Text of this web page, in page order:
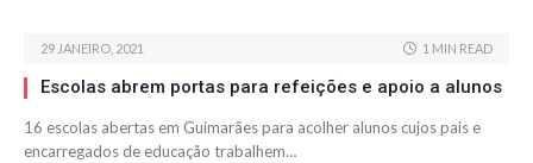
29 JANEIRO, 2021 1 MIN READ
Escolas abrem portas para refeições e apoio a alunos
16 escolas abertas em Guimarães para acolher alunos cujos pais e
encarregados de educação trabalhem…